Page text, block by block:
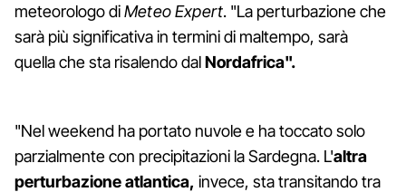
meteorologo diMeteo Expert. "La perturbazione che
sarà più significativa in termini di maltempo, sarà
quella che sta risalendo dalNordafrica".
"Nel weekend ha portato nuvole e ha toccato solo
parzialmente con precipitazioni la Sardegna. L'altra
perturbazione atlantica, invece, sta transitando tra